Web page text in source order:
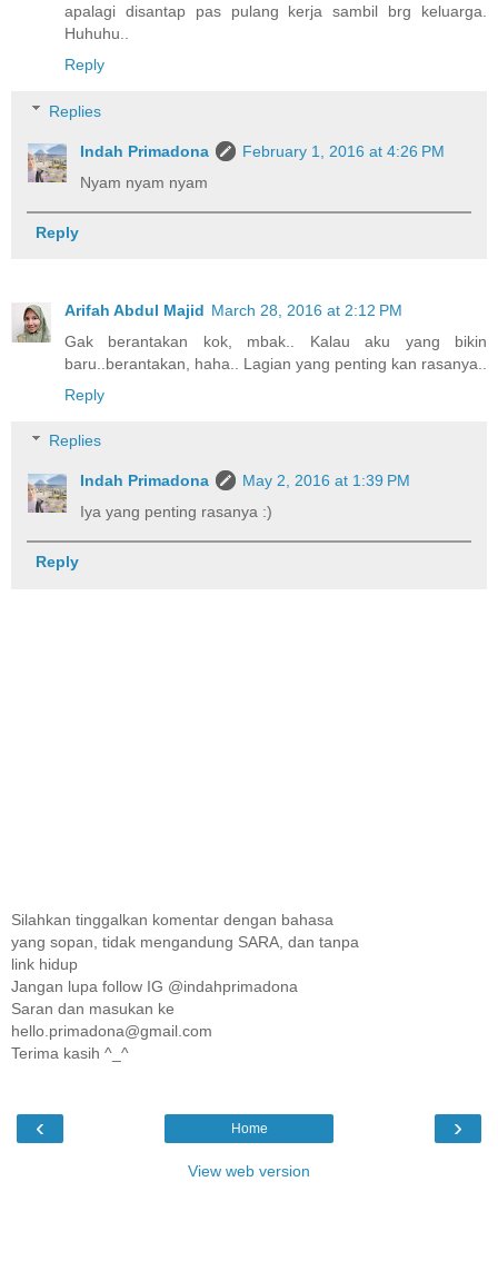
apalagi disantap pas pulang kerja sambil brg keluarga.
Huhuhu..
Reply
Replies
Indah Primadona
February 1, 2016 at 4:26 PM
Nyam nyam nyam
Reply
Arifah Abdul Majid March 28, 2016 at 2:12 PM
Gak berantakan kok, mbak.. Kalau aku yang bikin
baru..berantakan, haha.. Lagian yang penting kan rasanya..
Reply
Replies
Indah Primadona
May 2, 2016 at 1:39 PM
Iya yang penting rasanya :)
Reply
Silahkan tinggalkan komentar dengan bahasa
yang sopan, tidak mengandung SARA, dan tanpa
link hidup
Jangan lupa follow IG @indahprimadona
Saran dan masukan ke
hello.primadona@gmail.com
Terima kasih ^_^
‹ ›
Home
View web version